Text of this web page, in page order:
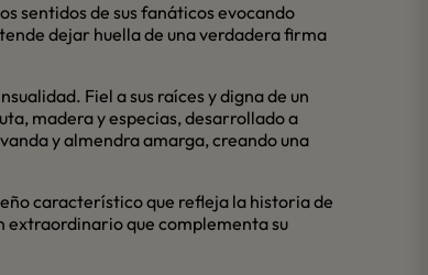
sentidos de sus fanáticos evocando
dejar huella de una verdadera firma
Fiel a sus raíces y digna de un
madera y especias, desarrollado a
y almendra amarga, creando una
característico que refleja la historia de
extraordinario que complementa su